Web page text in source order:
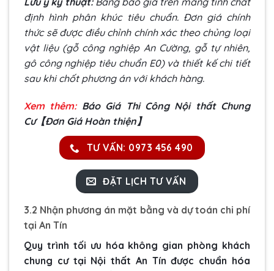
định hình phân khúc tiêu chuẩn. Đơn giá chính
thức sẽ được điều chỉnh chính xác theo chủng loại
vật liệu (gỗ công nghiệp An Cường, gỗ tự nhiên,
gô công nghiệp tiêu chuẩn E0) và thiết kế chi tiết
sau khi chốt phương án với khách hàng.
Xem thêm: Báo Giá Thi Công Nội thất Chung
Cư【Đơn Giá Hoàn thiện】
TƯ VẤN: 0973 456 490
ĐẶT LỊCH TƯ VẤN
3.2 Nhận phương án mặt bằng và dự toán chi phí
tại An Tín
Quy trình tối ưu hóa không gian phòng khách
chung cư tại Nội thất An Tín được chuẩn hóa